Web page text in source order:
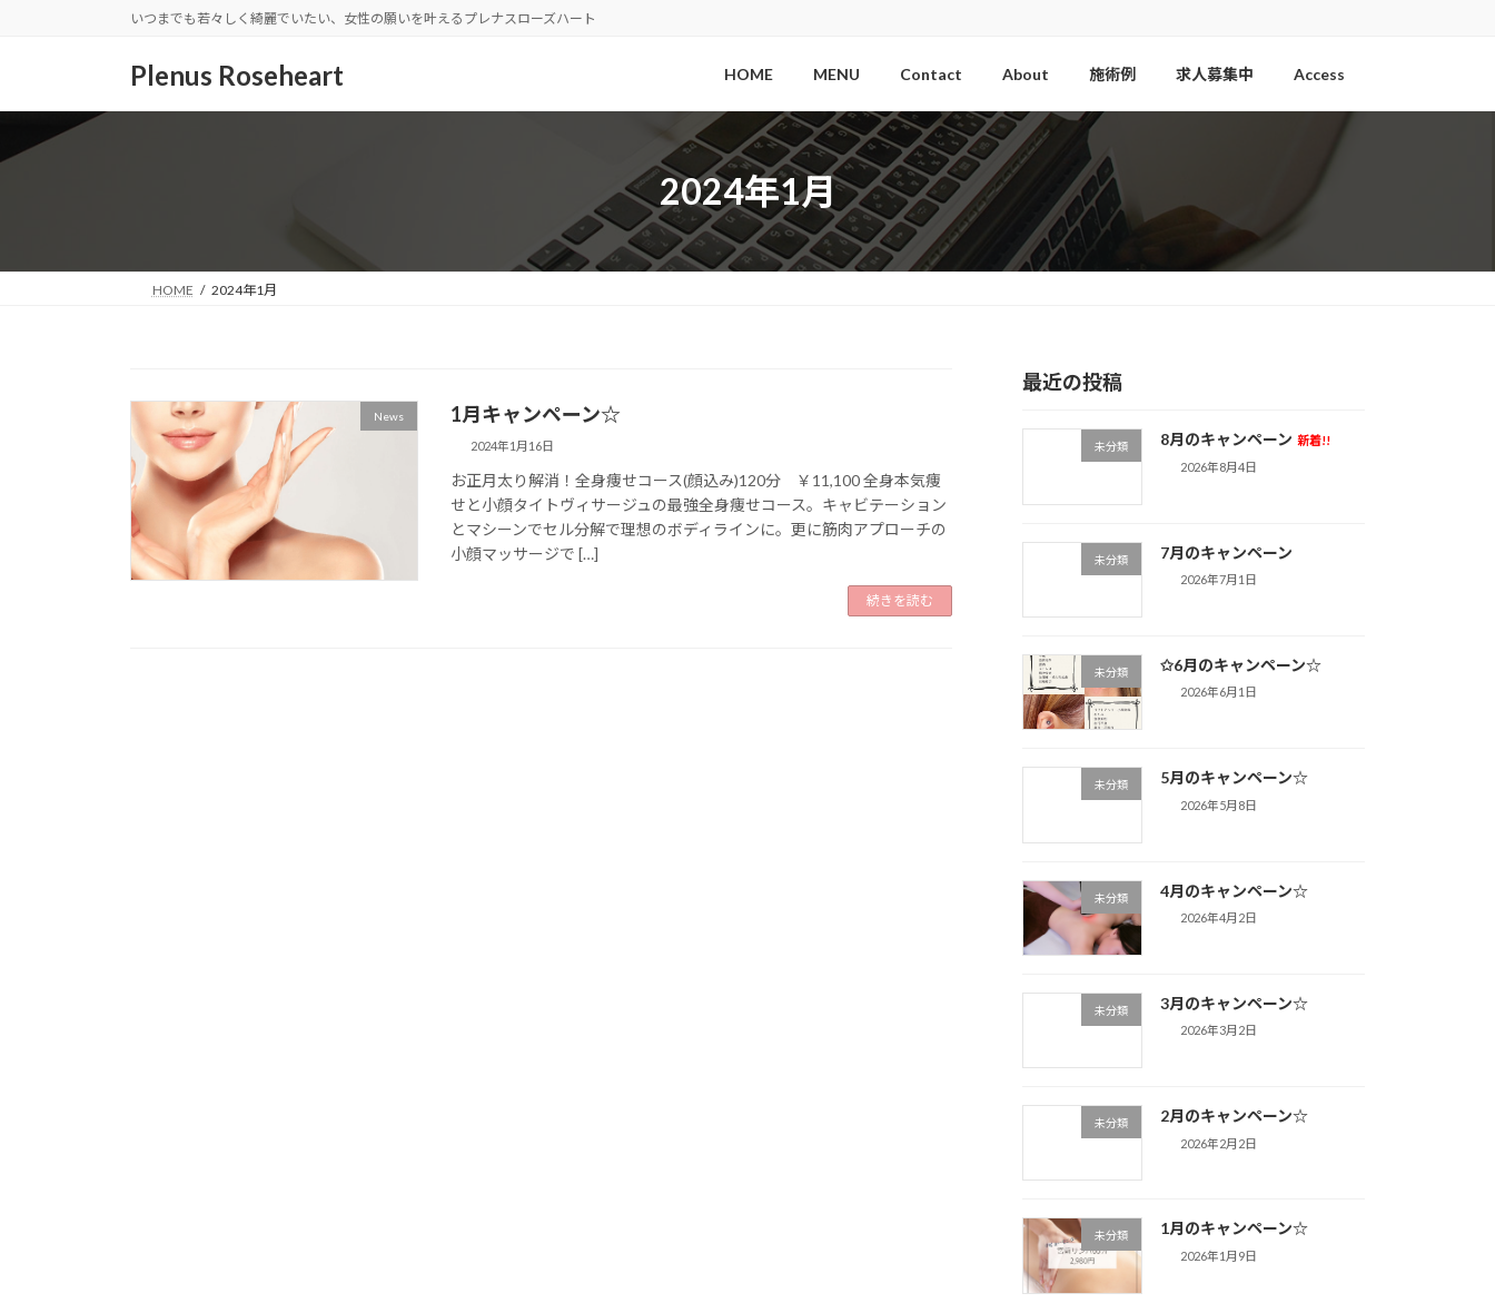
いつまでも若々しく綺麗でいたい、女性の願いを叶えるプレナスローズハート
Plenus Roseheart HOME MENU Contact About 施術例 求人募集中 Access
2024年1月
HOME 2024年1月
News 1月キャンペーン☆
2024年1月16日
お正月太り解消！全身痩せコース(顔込み)120分 ￥11,100 全身本気痩
せと小顔タイトヴィサージュの最強全身痩せコース。キャビテーション
とマシーンでセル分解で理想のボディラインに。更に筋肉アプローチの
小顔マッサージで […]
続きを読む
最近の投稿
未分類 8月のキャンペーン 新着!!
2026年8月4日
未分類 7月のキャンペーン
2026年7月1日
未分類 ✩6月のキャンペーン☆
2026年6月1日
未分類 5月のキャンペーン☆
2026年5月8日
未分類 4月のキャンペーン☆
2026年4月2日
未分類 3月のキャンペーン☆
2026年3月2日
未分類 2月のキャンペーン☆
2026年2月2日
未分類 1月のキャンペーン☆
2026年1月9日